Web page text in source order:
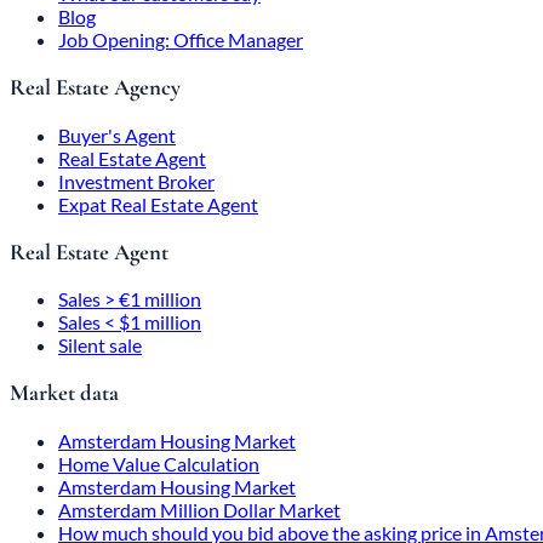
Blog
Job Opening: Office Manager
Real Estate Agency
Buyer's Agent
Real Estate Agent
Investment Broker
Expat Real Estate Agent
Real Estate Agent
Sales > €1 million
Sales < $1 million
Silent sale
Market data
Amsterdam Housing Market
Home Value Calculation
Amsterdam Housing Market
Amsterdam Million Dollar Market
How much should you bid above the asking price in